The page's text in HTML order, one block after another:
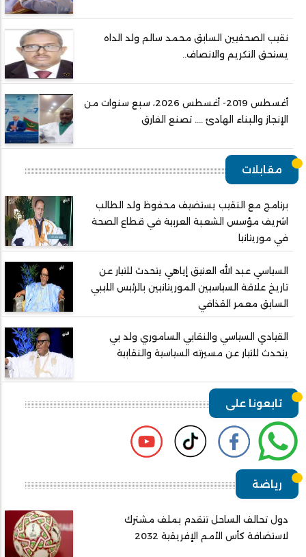
نقيب الصحفيين السابق محمد سالم ولد الداه
يستحق التكريم والانصاف..
أغسطس 2019- أغسطس 2026، سبع سنوات من
الإنجاز والبناء الهادئ .... تصنع الفارق
مقابلات
برنامج مع النقيب يستضيف محفوظ ولد الطالب
اشريف مؤسس الشعبة العربية في قطاع الصحة
في موريتانيا
السياسي عبد الله العتيق إياهي يتحدث للتيار عن
تاريخ علاقة السياسيين الموريتانيين بالرئيس الليبي
السابق معمر القذافي
القيادي السياسي والنقابي الساموري ولد بي
يتحدث للتيار عن مسيرته السياسية والنقابية
تابعونا على
رياضة
دول تحالف الساحل تتقدم بملف مشترك
لاستضافة كأس الأمم الإفريقية 2032